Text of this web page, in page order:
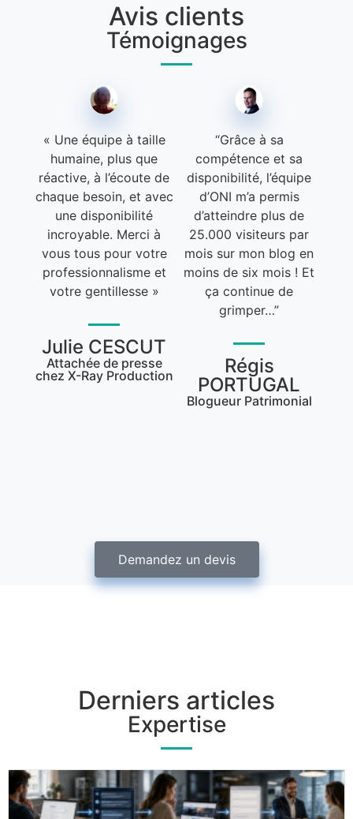
Avis clients
Témoignages
« Une équipe à taille
humaine, plus que
réactive, à l’écoute de
chaque besoin, et avec
une disponibilité
incroyable. Merci à
vous tous pour votre
professionnalisme et
votre gentillesse »
Julie CESCUT
Attachée de presse
chez X-Ray Production
“Grâce à sa
compétence et sa
disponibilité, l’équipe
d’ONI m’a permis
d’atteindre plus de
25.000 visiteurs par
mois sur mon blog en
moins de six mois ! Et
ça continue de
grimper…”
Régis
PORTUGAL
Blogueur Patrimonial
Demandez un devis
Derniers articles
Expertise